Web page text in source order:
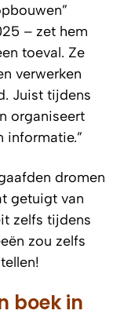
– zet hem
toeval. Ze
verwerken
Juist tijdens
organiseert
informatie.”
dromen
getuigt van
zelfs tijdens
zou zelfs
boek in